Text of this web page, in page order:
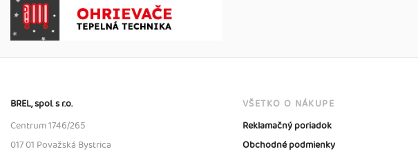
BREL, spol. s r.o.
Centrum 1746/265
017 01 Považská Bystrica
VŠETKO O NÁKUPE
Reklamačný poriadok
Obchodné podmienky